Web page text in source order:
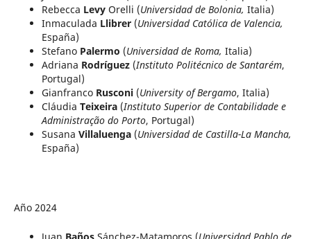
Rebecca Levy Orelli (Universidad de Bolonia, Italia)
Inmaculada Llibrer (Universidad Católica de Valencia,
España)
Stefano Palermo (Universidad de Roma, Italia)
Adriana Rodríguez (Instituto Politécnico de Santarém,
Portugal)
Gianfranco Rusconi (University of Bergamo, Italia)
Cláudia Teixeira (Instituto Superior de Contabilidade e
Administração do Porto, Portugal)
Susana Villaluenga (Universidad de Castilla-La Mancha,
España)
Año 2024